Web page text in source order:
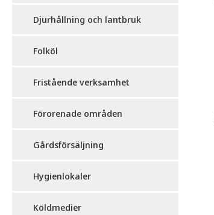
Djurhållning och lantbruk
Folköl
Fristående verksamhet
Förorenade områden
Gårdsförsäljning
Hygienlokaler
Köldmedier